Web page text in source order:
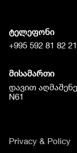
ტელეფონი
+995 592 81 82 21
მისამართი
დავით
N61
Privacy & Policy